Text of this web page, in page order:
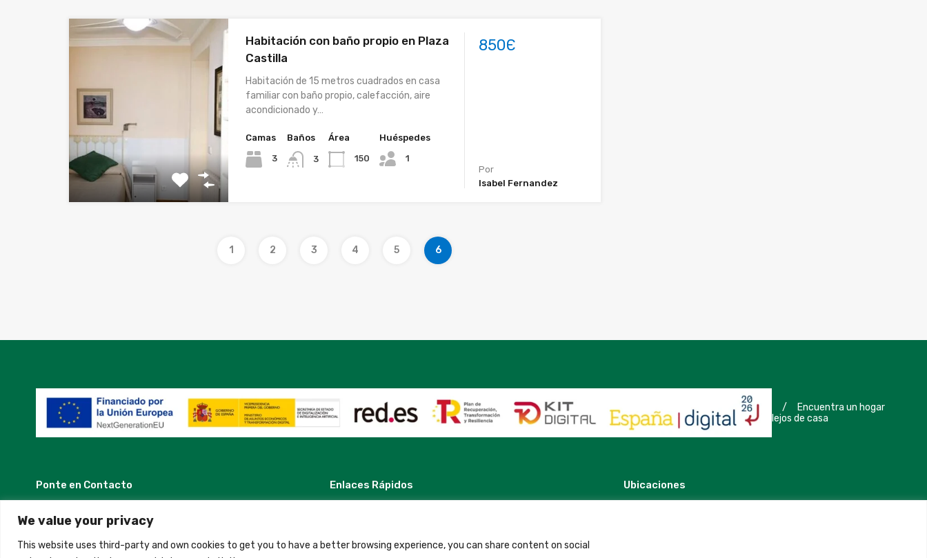
We value your privacy
This website uses third-party and own cookies to get you to have a better browsing experience, you can share content on social
Habitación con baño propio en Plaza
Castilla
Habitación de 15 metros cuadrados en casa
familiar con baño propio, calefacción, aire
acondicionado y…
Camas
3
Baños
3
Área
150
Huéspedes
1
850Є
Por
Isabel Fernandez
1 2 3 4 5 6
/
Encuentra un hogar
lejos de casa
Ponte en Contacto
Madrid, Spain
+34 684 39 31 82
Enlaces Rápidos
Ubicaciones